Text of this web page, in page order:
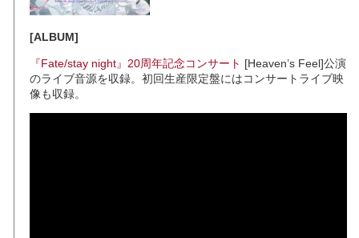
[ALBUM]
『Fate/stay night』20周年記念コンサート [Heaven’s Feel]公演
のライブ音源を収録。初回生産限定盤にはコンサートライブ映
像も収録。